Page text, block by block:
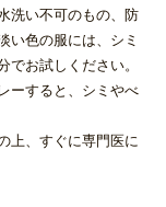
洗い不可のもの、防
い色の服には、シミ
でお試しください。
ーすると、シミやべ
上、すぐに専門医に